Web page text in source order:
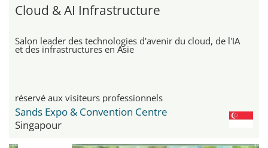
Cloud & AI Infrastructure
Salon leader des technologies d'avenir du cloud, de l'IA
et des infrastructures en Asie
réservé aux visiteurs professionnels
Sands Expo & Convention Centre
Singapour